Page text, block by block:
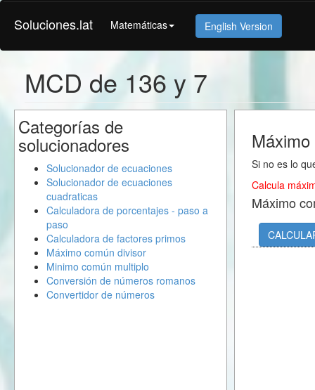
Soluciones.lat Matemáticas English Version
MCD de 136 y 7
Si no es lo
Calcula
Máximo
Categorías de
solucionadores
Solucionador de ecuaciones
Solucionador de ecuaciones
cuadraticas
Calculadora de porcentajes - paso a
paso
Calculadora de factores primos
Máximo común divisor
Minimo común multiplo
Conversión de números romanos
Convertidor de números